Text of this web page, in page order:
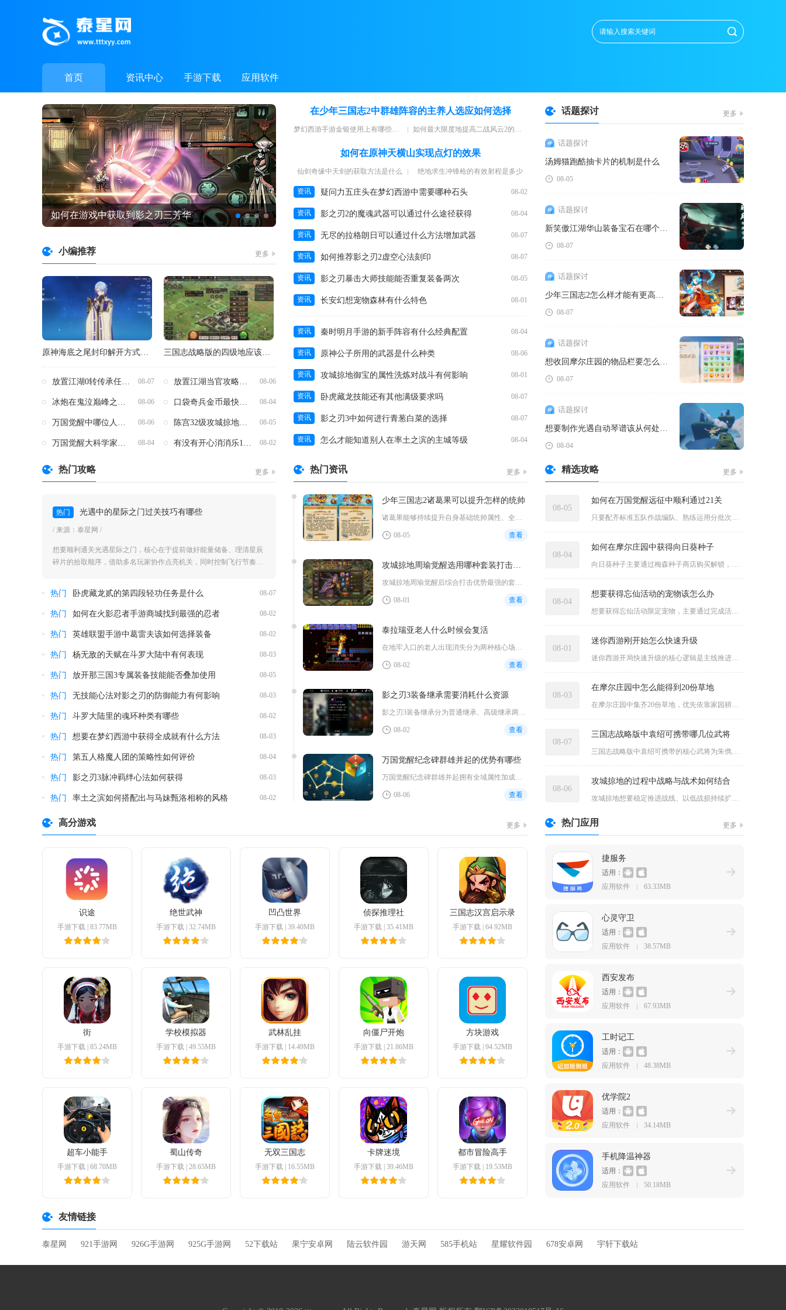
首页 资讯中心 手游下载 应用软件
如何在游戏中获取到影之刃三芳华
小编推荐 更多
三国志战略版的四级地应该怎么攻打
08-07 08-06
08-06 08-04
08-06 08-05
08-04 08-02
在少年三国志2中群雄阵容的主养人选应如何选择
如何在原神天横山实现点灯的效果
仙剑奇缘中天剑的获取方法是什么 绝地求生冲锋枪的有效射程是多少
资讯 疑问力五庄头在梦幻西游中需要哪种石头 08-02
资讯 影之刃2的魔魂武器可以通过什么途径获得 08-04
资讯 无尽的拉格朗日可以通过什么方法增加武器 08-07
资讯 如何推荐影之刃2虚空心法刻印 08-07
资讯 影之刃暴击大师技能能否重复装备两次 08-05
资讯 长安幻想宠物森林有什么特色 08-01
资讯 秦时明月手游的新手阵容有什么经典配置 08-04
资讯 原神公子所用的武器是什么种类 08-06
资讯 攻城掠地御宝的属性洗炼对战斗有何影响 08-01
资讯 卧虎藏龙技能还有其他满级要求吗 08-07
资讯 影之刃3中如何进行青葱白菜的选择 08-07
资讯 怎么才能知道别人在率土之滨的主城等级 08-04
话题探讨 更多
话题探讨
汤姆猫跑酷抽卡片的机制是什么
08-05
话题探讨
08-07
话题探讨
08-07
话题探讨
08-07
话题探讨
08-04
热门攻略 更多
光遇中的星际之门过关技巧有哪些
/ 来源：泰星网 /
想要顺利通关光遇星际之门，核心在于提前做好能量储备、理清星辰
碎片的拾取顺序，借助多名玩家协作点亮机关，同时控制飞行节奏
热门 卧虎藏龙贰的第四段轻功任务是什么 08-07
热门 如何在火影忍者手游商城找到最强的忍者 08-02
热门 英雄联盟手游中葛雷夫该如何选择装备 08-02
热门 杨无敌的天赋在斗罗大陆中有何表现 08-03
热门 放开那三国3专属装备技能能否叠加使用 08-05
热门 无技能心法对影之刃的防御能力有何影响 08-03
热门 斗罗大陆里的魂环种类有哪些 08-02
热门 想要在梦幻西游中获得全成就有什么方法 08-03
热门 第五人格魔人团的策略性如何评价 08-04
热门 影之刃3脉冲羁绊心法如何获得 08-03
热门 率土之滨如何搭配出与马妹甄洛相称的风格 08-02
热门资讯 更多
少年三国志2诸葛果可以提升怎样的统帅
08-05 查看
08-01 查看
泰拉瑞亚老人什么时候会复活
08-02 查看
影之刃3装备继承需要消耗什么资源
08-02 查看
万国觉醒纪念碑群雄并起的优势有哪些
08-06 查看
精选攻略 更多
08-05
如何在万国觉醒远征中顺利通过21关
08-04
如何在摩尔庄园中获得向日葵种子
08-04
想要获得忘仙活动的宠物该怎么办
08-01
迷你西游刚开始怎么快速升级
08-03
在摩尔庄园中怎么能得到20份草地
08-07
三国志战略版中袁绍可携带哪几位武将
08-06
攻城掠地的过程中战略与战术如何结合
高分游戏 更多
识途
手游下载 | 83.77MB
绝世武神
手游下载 | 32.74MB
凹凸世界
手游下载 | 39.40MB
侦探推理社
手游下载 | 35.41MB
三国志汉宫启示录
手游下载 | 64.92MB
街
手游下载 | 85.24MB
学校模拟器
手游下载 | 49.55MB
武林乱挂
手游下载 | 14.49MB
向僵尸开炮
手游下载 | 21.86MB
方块游戏
手游下载 | 94.52MB
超车小能手
手游下载 | 68.70MB
蜀山传奇
手游下载 | 28.65MB
无双三国志
手游下载 | 16.55MB
卡牌迷境
手游下载 | 39.46MB
都市冒险高手
手游下载 | 19.53MB
热门应用 更多
捷服务
适用：
应用软件
63.33MB
心灵守卫
适用：
应用软件
38.57MB
西安发布
适用：
应用软件
67.93MB
工时记工
适用：
应用软件
48.38MB
优学院2
适用：
应用软件
34.14MB
手机降温神器
适用：
应用软件
50.18MB
友情链接
泰星网 921手游网 926G手游网 925G手游网 52下载站 果宁安卓网 陆云软件园 游天网 585手机站 星耀软件园 678安卓网 宇轩下载站